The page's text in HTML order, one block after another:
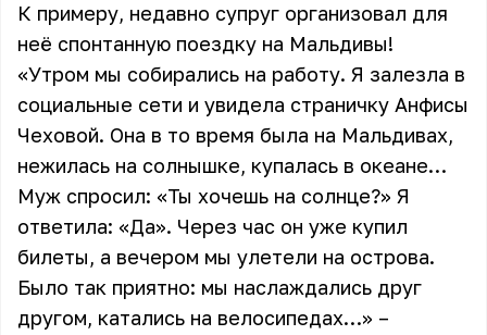
К примеру, недавно супруг организовал для
неё спонтанную поездку на Мальдивы!
«Утром мы собирались на работу. Я залезла в
социальные сети и увидела страничку Анфисы
Чеховой. Она в то время была на Мальдивах,
нежилась на солнышке, купалась в океане…
Муж спросил: «Ты хочешь на солнце?» Я
ответила: «Да». Через час он уже купил
билеты, а вечером мы улетели на острова.
Было так приятно: мы наслаждались друг
другом, катались на велосипедах…» –